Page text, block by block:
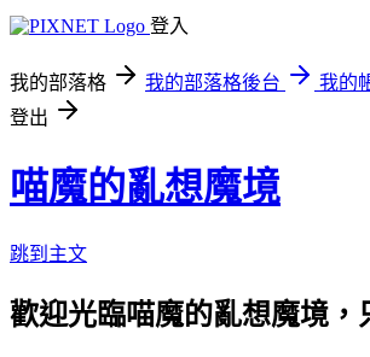
登入
我的部落格 我的部落格後台
我的
登出
喵魔的亂想魔境
跳到主文
歡迎光臨喵魔的亂想魔境，